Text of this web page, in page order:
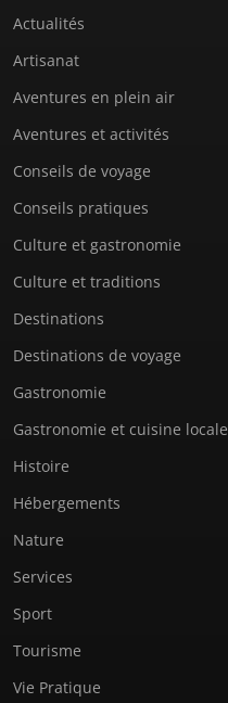
Actualités
Artisanat
Aventures en plein air
Aventures et activités
Conseils de voyage
Conseils pratiques
Culture et gastronomie
Culture et traditions
Destinations
Destinations de voyage
Gastronomie
Gastronomie et cuisine locale
Histoire
Hébergements
Nature
Services
Sport
Tourisme
Vie Pratique